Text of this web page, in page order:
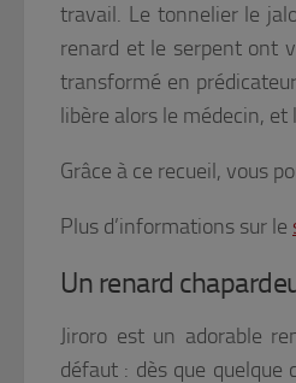
travail. Le tonnelier le
renard et le serpent ont
transformé en
libère alors le médecin,
Grâce à ce recueil, vous
Plus d’informations sur le
Un renard
Jiroro est un adorable
défaut : dès que quelque